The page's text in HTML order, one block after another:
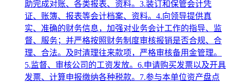
助完成对账、各类报表、资料。3.装订和保管会计凭
证、账簿、报表等会计档案、资料。4.向领导提供真
实、准确的财务信息，加强对业务会计工作的指导、监
督、服务；并严格按照财务制度审核报销是否合规、合
理、合法。及时清理往来款项，严格审核备用金管理。
5.监督、审核公司的工资发放。6.申请购买发票以及开具
发票、计算申报缴纳各种税款。7.参与本单位资产盘点